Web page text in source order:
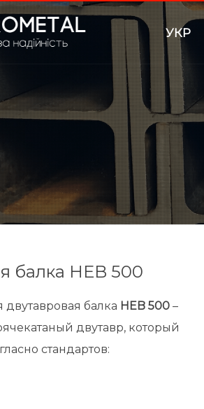
УКР
балка HEB 500
балка HEB 500 –
двутавр, который
стандартов: